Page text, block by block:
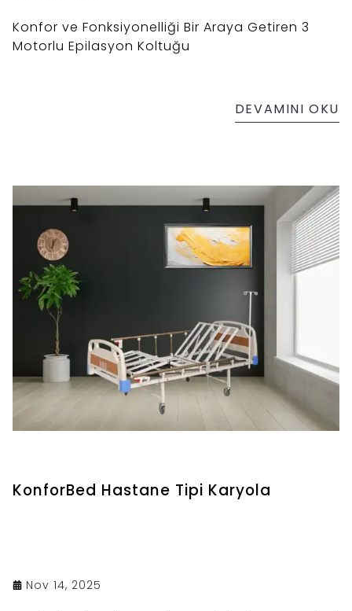
Konfor ve Fonksiyonelliği Bir Araya Getiren 3
Motorlu Epilasyon Koltuğu
DEVAMINI OKU
KonforBed Hastane Tipi Karyola
Nov 14, 2025